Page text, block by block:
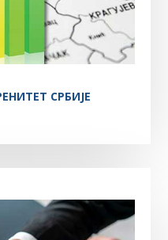
СРБИЈЕ